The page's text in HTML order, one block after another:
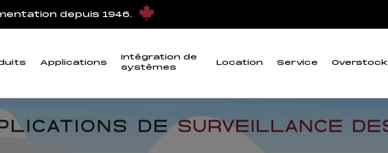
depuis 1946.
Applications
Intégration de
systèmes
Location Service Overstock